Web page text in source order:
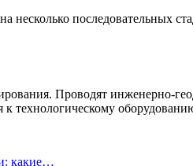
последовательных
Проводят инженерно-
технологическому
какие…